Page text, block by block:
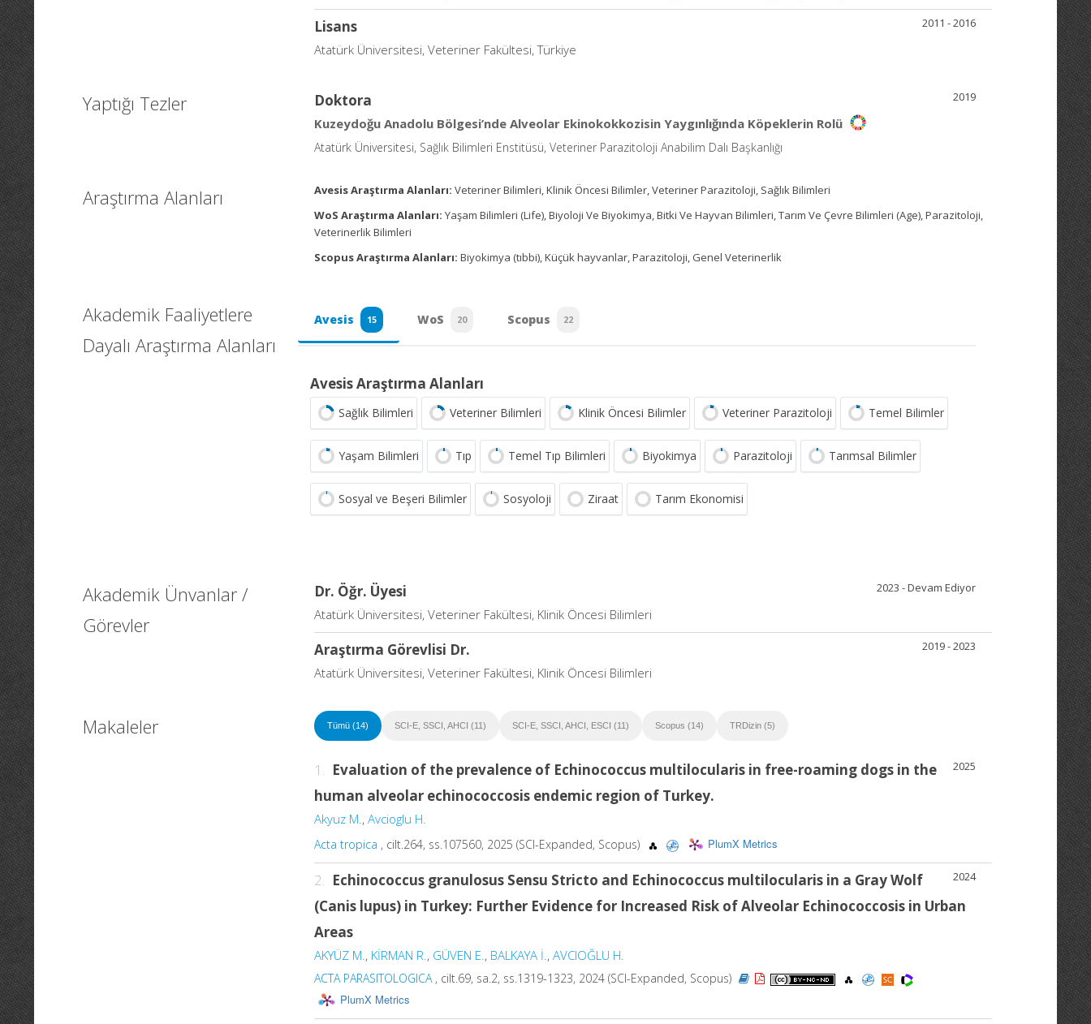
2011 - 2016
Lisans
Atatürk Üniversitesi, Veteriner Fakültesi, Türkiye
Yaptığı Tezler 2019
Doktora
Kuzeydoğu Anadolu Bölgesi’nde Alveolar Ekinokokkozisin Yaygınlığında Köpeklerin Rolü
Atatürk Üniversitesi, Sağlık Bilimleri Enstitüsü, Veteriner Parazitoloji Anabilim Dalı Başkanlığı
Araştırma Alanları Avesis Araştırma Alanları: Veteriner Bilimleri, Klinik Öncesi Bilimler, Veteriner Parazitoloji, Sağlık Bilimleri
WoS Araştırma Alanları: Yaşam Bilimleri (Life), Biyoloji Ve Biyokimya, Bitki Ve Hayvan Bilimleri, Tarım Ve Çevre Bilimleri (Age), Parazitoloji,
Veterinerlik Bilimleri
Scopus Araştırma Alanları: Biyokimya (tıbbi), Küçük hayvanlar, Parazitoloji, Genel Veterinerlik
Akademik Faaliyetlere
Dayalı Araştırma Alanları
Avesis 15 WoS 20 Scopus 22
Avesis Araştırma Alanları
Sağlık Bilimleri Veteriner Bilimleri Klinik Öncesi Bilimler Veteriner Parazitoloji Temel Bilimler
Yaşam Bilimleri Tıp Temel Tıp Bilimleri Biyokimya Parazitoloji Tarımsal Bilimler
Sosyal ve Beşeri Bilimler Sosyoloji Ziraat Tarım Ekonomisi
Akademik Ünvanlar /
Görevler
2023 - Devam Ediyor
Dr. Öğr. Üyesi
Atatürk Üniversitesi, Veteriner Fakültesi, Klinik Öncesi Bilimleri
2019 - 2023
Araştırma Görevlisi Dr.
Atatürk Üniversitesi, Veteriner Fakültesi, Klinik Öncesi Bilimleri
Makaleler Tümü (14) SCI-E, SSCI, AHCI (11) SCI-E, SSCI, AHCI, ESCI (11) Scopus (14) TRDizin (5)
2025
1. Evaluation of the prevalence of Echinococcus multilocularis in free-roaming dogs in the
human alveolar echinococcosis endemic region of Turkey.
Akyuz M., Avcioglu H.
Acta tropica , cilt.264, ss.107560, 2025 (SCI-Expanded, Scopus) PlumX Metrics
2024
2. Echinococcus granulosus Sensu Stricto and Echinococcus multilocularis in a Gray Wolf
(Canis lupus) in Turkey: Further Evidence for Increased Risk of Alveolar Echinococcosis in Urban
Areas
AKYÜZ M., KİRMAN R., GÜVEN E., BALKAYA İ., AVCIOĞLU H.
ACTA PARASITOLOGICA, cilt.69, sa.2, ss.1319-1323, 2024 (SCI-Expanded, Scopus)
PlumX Metrics